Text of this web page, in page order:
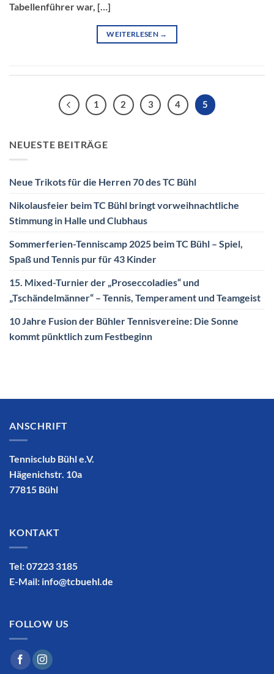
Tabellenführer war, […]
WEITERLESEN →
1 2 3 4 5
NEUESTE BEITRÄGE
Neue Trikots für die Herren 70 des TC Bühl
Nikolausfeier beim TC Bühl bringt vorweihnachtliche
Stimmung in Halle und Clubhaus
Sommerferien-Tenniscamp 2025 beim TC Bühl – Spiel,
Spaß und Tennis pur für 43 Kinder
15. Mixed-Turnier der „Proseccoladies“ und
„Tschändelmänner“ – Tennis, Temperament und Teamgeist
10 Jahre Fusion der Bühler Tennisvereine: Die Sonne
kommt pünktlich zum Festbeginn
ANSCHRIFT
Tennisclub Bühl e.V.
Hägenichstr. 10a
77815 Bühl
KONTAKT
Tel: 07223 3185
E-Mail: info@tcbuehl.de
FOLLOW US